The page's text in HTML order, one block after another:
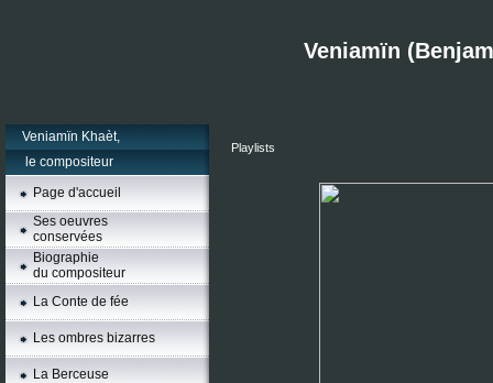
Veniamïn
Veniamïn Khaèt,
le compositeur
Page d'accueil
Ses oeuvres
conservées
Biographie
du compositeur
La Conte de fée
Les ombres bizarres
La Berceuse
Playlists